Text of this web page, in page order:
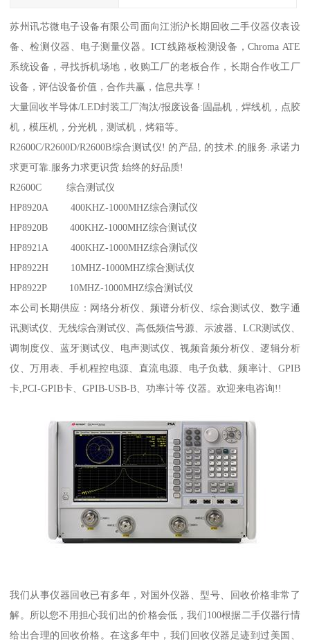
苏州讯芯微电子设备有限公司面向江浙沪长期回收二手仪器仪表设
备、检测仪器、电子测量仪器。ICT线路板检测设备，Chroma ATE
系统设备，寻找拆机场地，收购工厂的老板合作，长期合作收工厂
设备，评估设备价值，合作共赢，信息共享！
大量回收半导体/LED封装工厂淘汰/报废设备:固晶机，焊线机，点胶
机，模压机，分光机，测试机，烤箱等。
R2600C/R2600D/R2600B综合测试仪! 的产品, 的技术.的服务.承诺力
求更可靠.服务力求更识货.始终的好品质!
R2600C 综合测试仪
HP8920A 400KHZ-1000MHZ综合测试仪
HP8920B 400KHZ-1000MHZ综合测试仪
HP8921A 400KHZ-1000MHZ综合测试仪
HP8922H 10MHZ-1000MHZ综合测试仪
HP8922P 10MHZ-1000MHZ综合测试仪
本公司长期供应：网络分析仪、频谱分析仪、综合测试仪、数字通
讯测试仪、无线综合测试仪、高低频信号源、示波器、LCR测试仪、
调制度仪、蓝牙测试仪、电声测试仪、视频音频分析仪、逻辑分析
仪、万用表、手机程控电源、直流电源、电子负载、频率计、GPIB
卡,PCI-GPIB卡、GPIB-USB-B、功率计等 仪器。欢迎来电咨询!!
我们从事仪器回收已有多年，对国外仪器、型号、回收价格非常了
解。所以您不用担心我们出的价格会低，我们100根据二手仪器行情
给出合理的回收价格。在这多年中，我们回收仪器足迹到过美国、